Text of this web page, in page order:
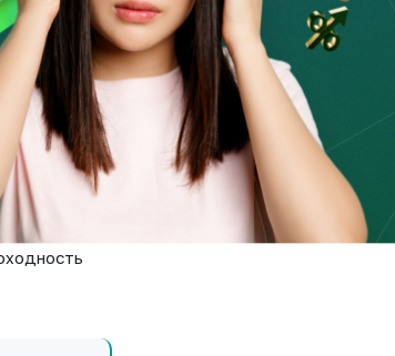
пассивный
Их
ценные